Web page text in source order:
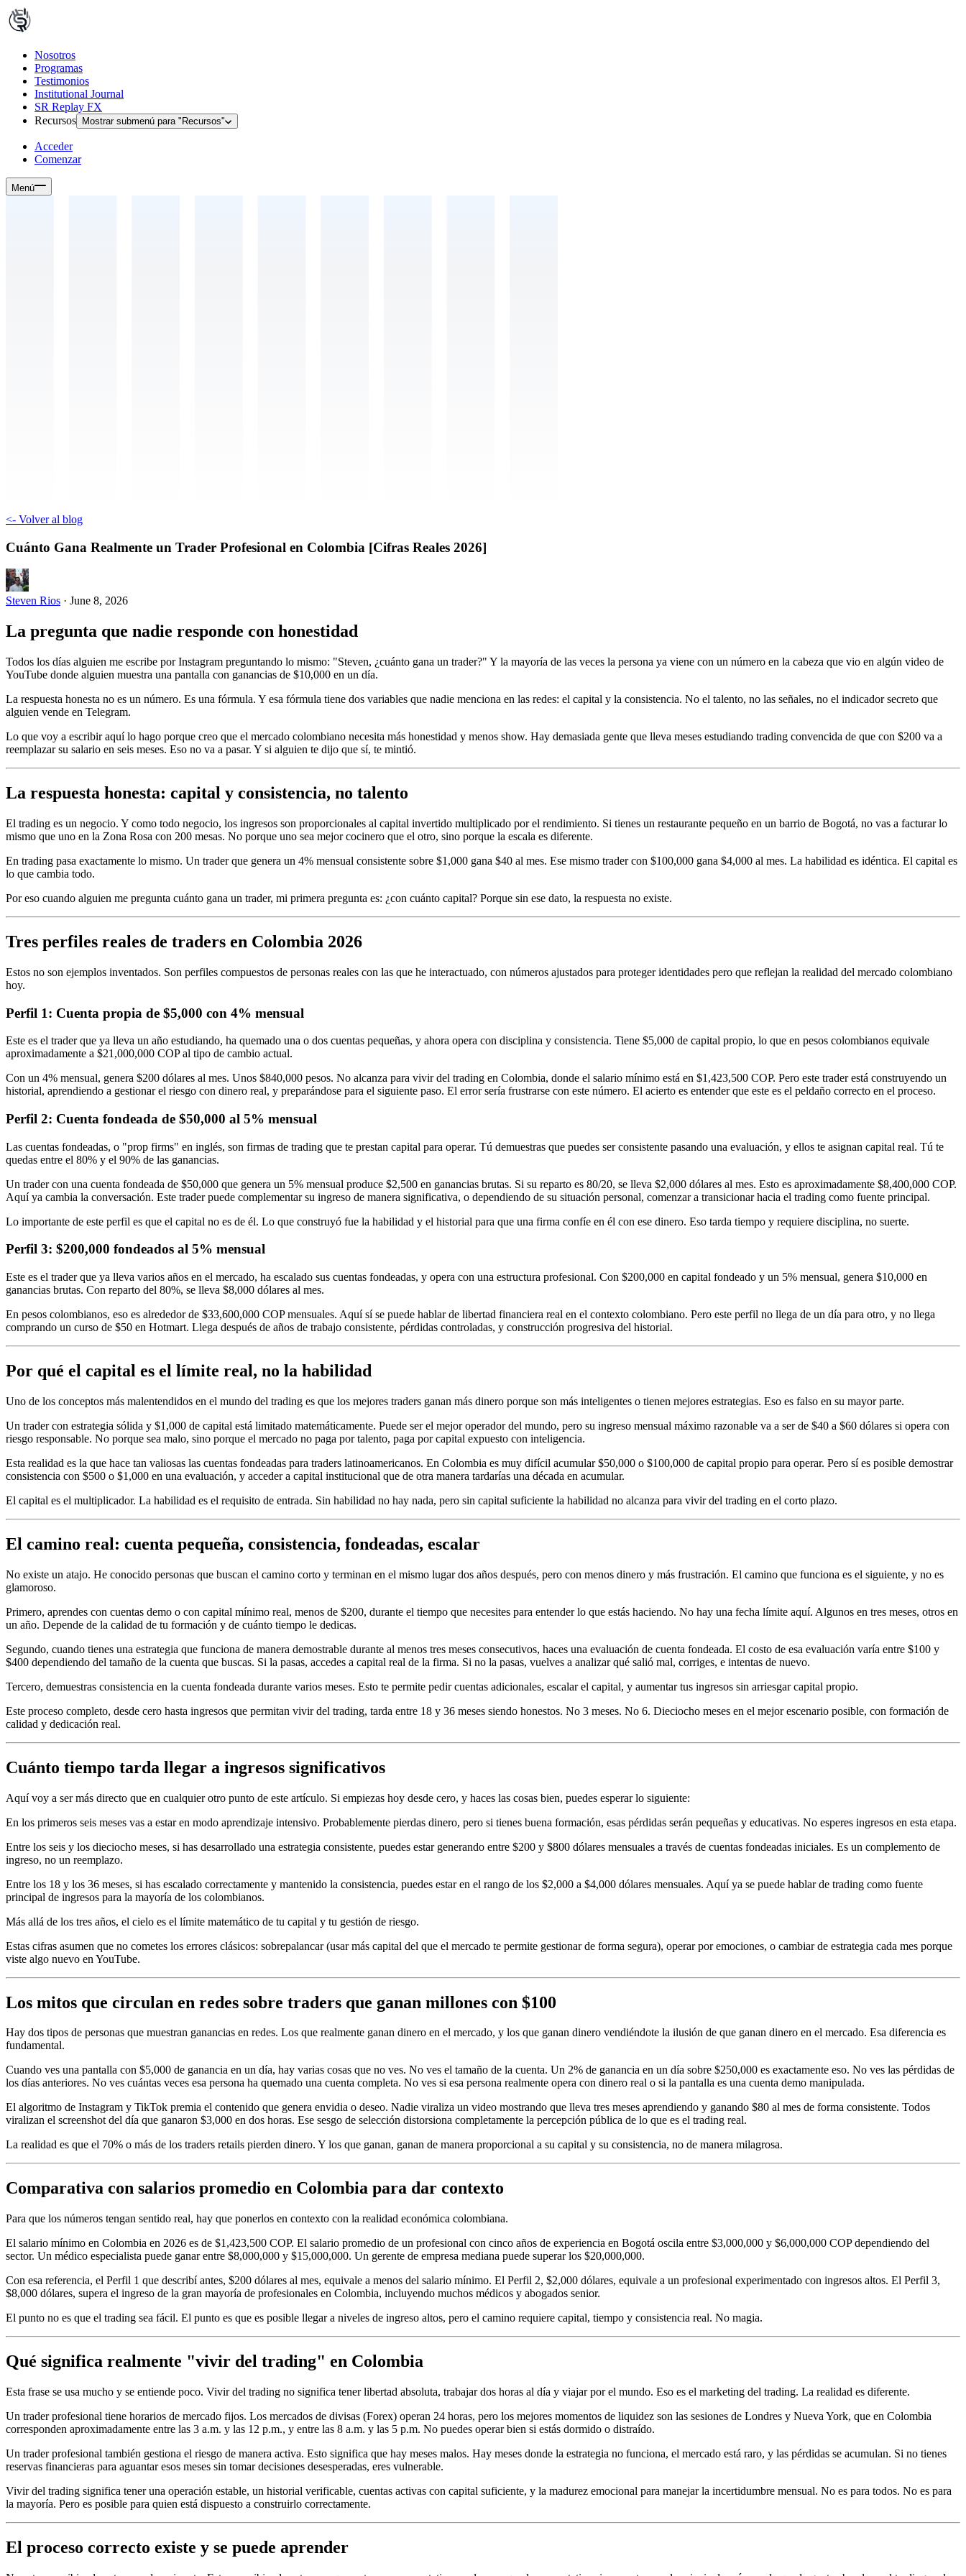
Nosotros
Programas
Testimonios
Institutional Journal
SR Replay FX
Recursos
Mostrar submenú para " Recursos"
Acceder
Comenzar
Menú
<- Volver al blog
Cuánto Gana Realmente un Trader Profesional en Colombia [Cifras Reales 2026]
Steven Rios · June 8, 2026
La pregunta que nadie responde con honestidad
Todos los días alguien me escribe por Instagram preguntando lo mismo: "Steven, ¿cuánto gana un trader?" Y la mayoría de las veces la persona ya viene con un número en la cabeza que vio en algún video de
YouTube donde alguien muestra una pantalla con ganancias de $10,000 en un día.
La respuesta honesta no es un número. Es una fórmula. Y esa fórmula tiene dos variables que nadie menciona en las redes: el capital y la consistencia. No el talento, no las señales, no el indicador secreto que
alguien vende en Telegram.
Lo que voy a escribir aquí lo hago porque creo que el mercado colombiano necesita más honestidad y menos show. Hay demasiada gente que lleva meses estudiando trading convencida de que con $200 va a
reemplazar su salario en seis meses. Eso no va a pasar. Y si alguien te dijo que sí, te mintió.
La respuesta honesta: capital y consistencia, no talento
El trading es un negocio. Y como todo negocio, los ingresos son proporcionales al capital invertido multiplicado por el rendimiento. Si tienes un restaurante pequeño en un barrio de Bogotá, no vas a facturar lo
mismo que uno en la Zona Rosa con 200 mesas. No porque uno sea mejor cocinero que el otro, sino porque la escala es diferente.
En trading pasa exactamente lo mismo. Un trader que genera un 4% mensual consistente sobre $1,000 gana $40 al mes. Ese mismo trader con $100,000 gana $4,000 al mes. La habilidad es idéntica. El capital es
lo que cambia todo.
Por eso cuando alguien me pregunta cuánto gana un trader, mi primera pregunta es: ¿con cuánto capital? Porque sin ese dato, la respuesta no existe.
Tres perfiles reales de traders en Colombia 2026
Estos no son ejemplos inventados. Son perfiles compuestos de personas reales con las que he interactuado, con números ajustados para proteger identidades pero que reflejan la realidad del mercado colombiano
hoy.
Perfil 1: Cuenta propia de $5,000 con 4% mensual
Este es el trader que ya lleva un año estudiando, ha quemado una o dos cuentas pequeñas, y ahora opera con disciplina y consistencia. Tiene $5,000 de capital propio, lo que en pesos colombianos equivale
aproximadamente a $21,000,000 COP al tipo de cambio actual.
Con un 4% mensual, genera $200 dólares al mes. Unos $840,000 pesos. No alcanza para vivir del trading en Colombia, donde el salario mínimo está en $1,423,500 COP. Pero este trader está construyendo un
historial, aprendiendo a gestionar el riesgo con dinero real, y preparándose para el siguiente paso. El error sería frustrarse con este número. El acierto es entender que este es el peldaño correcto en el proceso.
Perfil 2: Cuenta fondeada de $50,000 al 5% mensual
Las cuentas fondeadas, o "prop firms" en inglés, son firmas de trading que te prestan capital para operar. Tú demuestras que puedes ser consistente pasando una evaluación, y ellos te asignan capital real. Tú te
quedas entre el 80% y el 90% de las ganancias.
Un trader con una cuenta fondeada de $50,000 que genera un 5% mensual produce $2,500 en ganancias brutas. Si su reparto es 80/20, se lleva $2,000 dólares al mes. Esto es aproximadamente $8,400,000 COP.
Aquí ya cambia la conversación. Este trader puede complementar su ingreso de manera significativa, o dependiendo de su situación personal, comenzar a transicionar hacia el trading como fuente principal.
Lo importante de este perfil es que el capital no es de él. Lo que construyó fue la habilidad y el historial para que una firma confíe en él con ese dinero. Eso tarda tiempo y requiere disciplina, no suerte.
Perfil 3: $200,000 fondeados al 5% mensual
Este es el trader que ya lleva varios años en el mercado, ha escalado sus cuentas fondeadas, y opera con una estructura profesional. Con $200,000 en capital fondeado y un 5% mensual, genera $10,000 en
ganancias brutas. Con reparto del 80%, se lleva $8,000 dólares al mes.
En pesos colombianos, eso es alrededor de $33,600,000 COP mensuales. Aquí sí se puede hablar de libertad financiera real en el contexto colombiano. Pero este perfil no llega de un día para otro, y no llega
comprando un curso de $50 en Hotmart. Llega después de años de trabajo consistente, pérdidas controladas, y construcción progresiva del historial.
Por qué el capital es el límite real, no la habilidad
Uno de los conceptos más malentendidos en el mundo del trading es que los mejores traders ganan más dinero porque son más inteligentes o tienen mejores estrategias. Eso es falso en su mayor parte.
Un trader con estrategia sólida y $1,000 de capital está limitado matemáticamente. Puede ser el mejor operador del mundo, pero su ingreso mensual máximo razonable va a ser de $40 a $60 dólares si opera con
riesgo responsable. No porque sea malo, sino porque el mercado no paga por talento, paga por capital expuesto con inteligencia.
Esta realidad es la que hace tan valiosas las cuentas fondeadas para traders latinoamericanos. En Colombia es muy difícil acumular $50,000 o $100,000 de capital propio para operar. Pero sí es posible demostrar
consistencia con $500 o $1,000 en una evaluación, y acceder a capital institucional que de otra manera tardarías una década en acumular.
El capital es el multiplicador. La habilidad es el requisito de entrada. Sin habilidad no hay nada, pero sin capital suficiente la habilidad no alcanza para vivir del trading en el corto plazo.
El camino real: cuenta pequeña, consistencia, fondeadas, escalar
No existe un atajo. He conocido personas que buscan el camino corto y terminan en el mismo lugar dos años después, pero con menos dinero y más frustración. El camino que funciona es el siguiente, y no es
glamoroso.
Primero, aprendes con cuentas demo o con capital mínimo real, menos de $200, durante el tiempo que necesites para entender lo que estás haciendo. No hay una fecha límite aquí. Algunos en tres meses, otros en
un año. Depende de la calidad de tu formación y de cuánto tiempo le dedicas.
Segundo, cuando tienes una estrategia que funciona de manera demostrable durante al menos tres meses consecutivos, haces una evaluación de cuenta fondeada. El costo de esa evaluación varía entre $100 y
$400 dependiendo del tamaño de la cuenta que buscas. Si la pasas, accedes a capital real de la firma. Si no la pasas, vuelves a analizar qué salió mal, corriges, e intentas de nuevo.
Tercero, demuestras consistencia en la cuenta fondeada durante varios meses. Esto te permite pedir cuentas adicionales, escalar el capital, y aumentar tus ingresos sin arriesgar capital propio.
Este proceso completo, desde cero hasta ingresos que permitan vivir del trading, tarda entre 18 y 36 meses siendo honestos. No 3 meses. No 6. Dieciocho meses en el mejor escenario posible, con formación de
calidad y dedicación real.
Cuánto tiempo tarda llegar a ingresos significativos
Aquí voy a ser más directo que en cualquier otro punto de este artículo. Si empiezas hoy desde cero, y haces las cosas bien, puedes esperar lo siguiente:
En los primeros seis meses vas a estar en modo aprendizaje intensivo. Probablemente pierdas dinero, pero si tienes buena formación, esas pérdidas serán pequeñas y educativas. No esperes ingresos en esta etapa.
Entre los seis y los dieciocho meses, si has desarrollado una estrategia consistente, puedes estar generando entre $200 y $800 dólares mensuales a través de cuentas fondeadas iniciales. Es un complemento de
ingreso, no un reemplazo.
Entre los 18 y los 36 meses, si has escalado correctamente y mantenido la consistencia, puedes estar en el rango de los $2,000 a $4,000 dólares mensuales. Aquí ya se puede hablar de trading como fuente
principal de ingresos para la mayoría de los colombianos.
Más allá de los tres años, el cielo es el límite matemático de tu capital y tu gestión de riesgo.
Estas cifras asumen que no cometes los errores clásicos: sobrepalancar (usar más capital del que el mercado te permite gestionar de forma segura), operar por emociones, o cambiar de estrategia cada mes porque
viste algo nuevo en YouTube.
Los mitos que circulan en redes sobre traders que ganan millones con $100
Hay dos tipos de personas que muestran ganancias en redes. Los que realmente ganan dinero en el mercado, y los que ganan dinero vendiéndote la ilusión de que ganan dinero en el mercado. Esa diferencia es
fundamental.
Cuando ves una pantalla con $5,000 de ganancia en un día, hay varias cosas que no ves. No ves el tamaño de la cuenta. Un 2% de ganancia en un día sobre $250,000 es exactamente eso. No ves las pérdidas de
los días anteriores. No ves cuántas veces esa persona ha quemado una cuenta completa. No ves si esa persona realmente opera con dinero real o si la pantalla es una cuenta demo manipulada.
El algoritmo de Instagram y TikTok premia el contenido que genera envidia o deseo. Nadie viraliza un video mostrando que lleva tres meses aprendiendo y ganando $80 al mes de forma consistente. Todos
viralizan el screenshot del día que ganaron $3,000 en dos horas. Ese sesgo de selección distorsiona completamente la percepción pública de lo que es el trading real.
La realidad es que el 70% o más de los traders retails pierden dinero. Y los que ganan, ganan de manera proporcional a su capital y su consistencia, no de manera milagrosa.
Comparativa con salarios promedio en Colombia para dar contexto
Para que los números tengan sentido real, hay que ponerlos en contexto con la realidad económica colombiana.
El salario mínimo en Colombia en 2026 es de $1,423,500 COP. El salario promedio de un profesional con cinco años de experiencia en Bogotá oscila entre $3,000,000 y $6,000,000 COP dependiendo del
sector. Un médico especialista puede ganar entre $8,000,000 y $15,000,000. Un gerente de empresa mediana puede superar los $20,000,000.
Con esa referencia, el Perfil 1 que describí antes, $200 dólares al mes, equivale a menos del salario mínimo. El Perfil 2, $2,000 dólares, equivale a un profesional experimentado con ingresos altos. El Perfil 3,
$8,000 dólares, supera el ingreso de la gran mayoría de profesionales en Colombia, incluyendo muchos médicos y abogados senior.
El punto no es que el trading sea fácil. El punto es que es posible llegar a niveles de ingreso altos, pero el camino requiere capital, tiempo y consistencia real. No magia.
Qué significa realmente "vivir del trading" en Colombia
Esta frase se usa mucho y se entiende poco. Vivir del trading no significa tener libertad absoluta, trabajar dos horas al día y viajar por el mundo. Eso es el marketing del trading. La realidad es diferente.
Un trader profesional tiene horarios de mercado fijos. Los mercados de divisas (Forex) operan 24 horas, pero los mejores momentos de liquidez son las sesiones de Londres y Nueva York, que en Colombia
corresponden aproximadamente entre las 3 a.m. y las 12 p.m., y entre las 8 a.m. y las 5 p.m. No puedes operar bien si estás dormido o distraído.
Un trader profesional también gestiona el riesgo de manera activa. Esto significa que hay meses malos. Hay meses donde la estrategia no funciona, el mercado está raro, y las pérdidas se acumulan. Si no tienes
reservas financieras para aguantar esos meses sin tomar decisiones desesperadas, eres vulnerable.
Vivir del trading significa tener una operación estable, un historial verificable, cuentas activas con capital suficiente, y la madurez emocional para manejar la incertidumbre mensual. No es para todos. No es para
la mayoría. Pero es posible para quien está dispuesto a construirlo correctamente.
El proceso correcto existe y se puede aprender